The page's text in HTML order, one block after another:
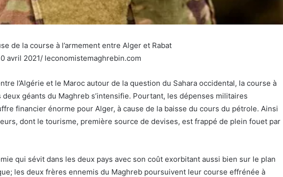
de la course à l’armement entre Alger et Rabat
avril 2021/ leconomistemaghrebin.com
l’Algérie et le Maroc autour de la question du Sahara occidental, la course à
deux géants du Maghreb s’intensifie. Pourtant, les dépenses militaires
financier énorme pour Alger, à cause de la baisse du cours du pétrole. Ainsi
dont le tourisme, première source de devises, est frappé de plein fouet par
qui sévit dans les deux pays avec son coût exorbitant aussi bien sur le plan
les deux frères ennemis du Maghreb poursuivent leur course effrénée à